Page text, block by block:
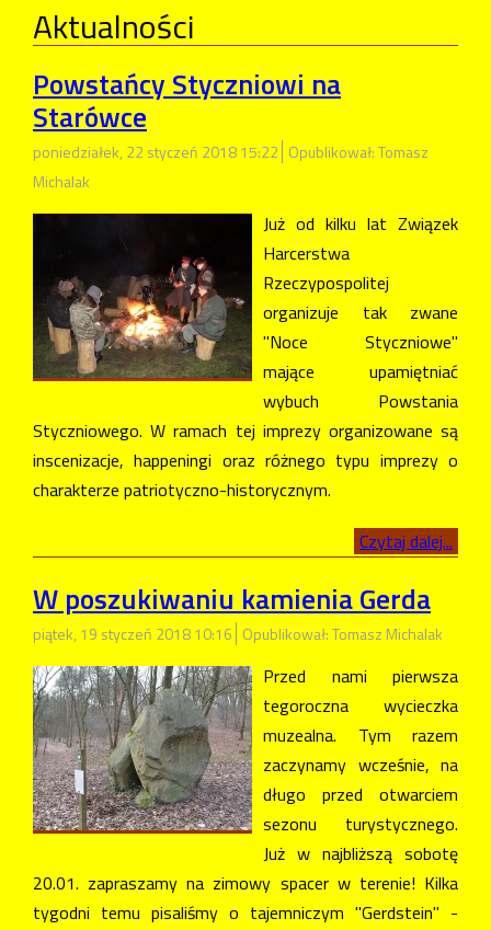
Aktualności
Powstańcy Styczniowi na
Starówce
poniedziałek, 22 styczeń 2018 15:22 Opublikował: Tomasz
Michalak
Już od kilku lat Związek
Harcerstwa
Rzeczypospolitej
organizuje tak zwane
"Noce Styczniowe"
mające upamiętniać
wybuch Powstania
Styczniowego. W ramach tej imprezy organizowane są
inscenizacje, happeningi oraz różnego typu imprezy o
charakterze patriotyczno-historycznym.
Czytaj dalej...
W poszukiwaniu kamienia Gerda
piątek, 19 styczeń 2018 10:16 Opublikował: Tomasz Michalak
Przed nami pierwsza
tegoroczna wycieczka
muzealna. Tym razem
zaczynamy wcześnie, na
długo przed otwarciem
sezonu turystycznego.
Już w najbliższą sobotę
20.01. zapraszamy na zimowy spacer w terenie! Kilka
tygodni temu pisaliśmy o tajemniczym "Gerdstein" -